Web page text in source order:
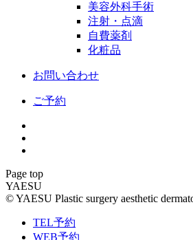
美容外科手術
注射・点滴
自費薬剤
化粧品
お問い合わせ
ご予約
Page top
YAESU
© YAESU Plastic surgery aesthetic
TEL予約
WEB予約